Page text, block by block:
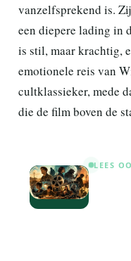
vanzelfsprekend is.
een diepere lading in
is stil, maar krachtig,
emotionele reis van
cultklassieker, mede
die de film boven de
LEES